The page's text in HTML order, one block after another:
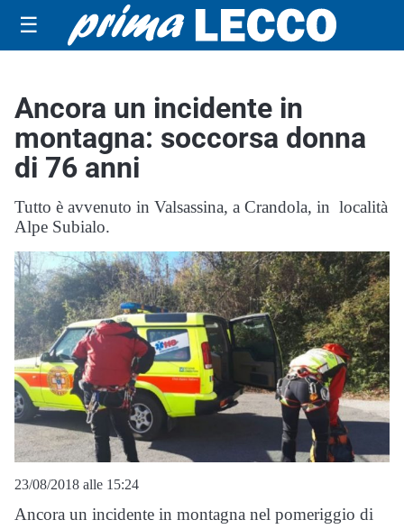
☰
Ancora un incidente in
montagna: soccorsa donna
di 76 anni
Tutto è avvenuto in Valsassina, a Crandola, in località
Alpe Subialo.
23/08/2018 alle 15:24
Ancora un incidente in montagna nel pomeriggio di